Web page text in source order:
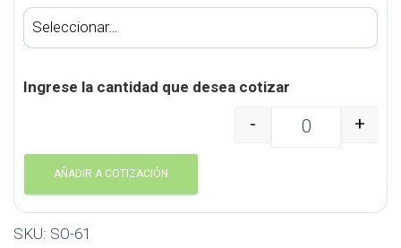
Ingrese la cantidad que desea cotizar
Paraguas Galtem 27"
- +
AÑADIR A COTIZACIÓN
SKU: SO-61